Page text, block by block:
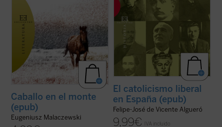
Caballo en el monte
(epub)
Eugeniusz Malaczewski
El catolicismo liberal
en España (epub)
Felipe-José de Vicente Algueró
9,99€ IVA incluido